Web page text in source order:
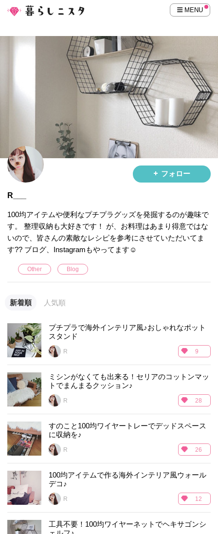
MENU
フォロー
R___
100均アイテムや便利なプチプラグッズを発掘するのが趣味で
す。 整理収納も大好きです！ が、お料理はあまり得意ではな
いので、皆さんの素敵なレシピを参考にさせていただいてま
す?? ブログ、Instagramもやってます☺︎
Other Blog
新着順 人気順
プチプラで海外インテリア風♪おしゃれなポット
スタンド
R___ 9
ミシンがなくても出来る！セリアのコットンマッ
トでまんまるクッション♪
R___ 28
すのこと100均ワイヤートレーでデッドスペース
に収納を♪
R___ 26
100均アイテムで作る海外インテリア風ウォール
デコ♪
R___ 12
工具不要！100均ワイヤーネットでヘキサゴンシ